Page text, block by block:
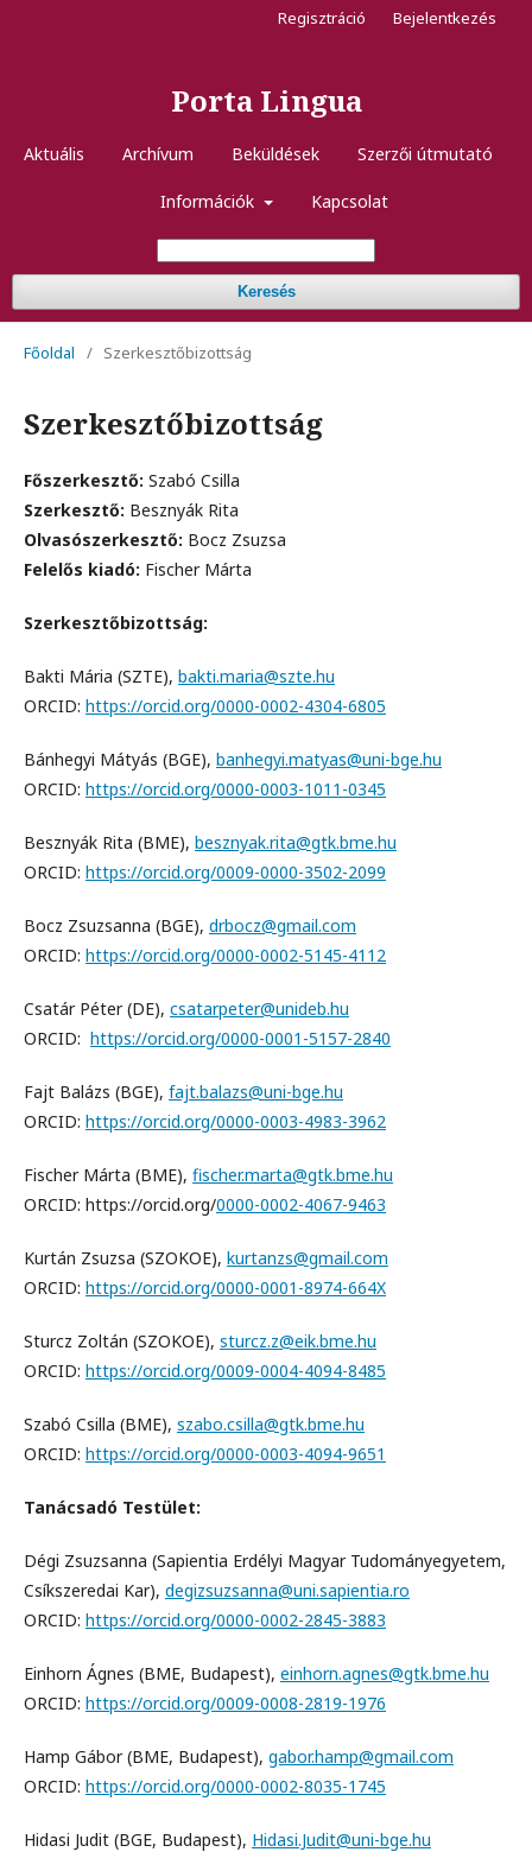
Porta Lingua
Aktuális Archívum Beküldések Szerzői útmutató
Információk Kapcsolat
Keresés
Regisztráció Bejelentkezés
Főoldal / Szerkesztőbizottság
Szerkesztőbizottság
Főszerkesztő: Szabó Csilla
Szerkesztő: Besznyák Rita
Olvasószerkesztő: Bocz Zsuzsa
Felelős kiadó: Fischer Márta
Szerkesztőbizottság:
Bakti Mária (SZTE), bakti.maria@szte.hu
ORCID: https://orcid.org/0000-0002-4304-6805
Bánhegyi Mátyás (BGE), banhegyi.matyas@uni-bge.hu
ORCID: https://orcid.org/0000-0003-1011-0345
Besznyák Rita (BME), besznyak.rita@gtk.bme.hu
ORCID: https://orcid.org/0009-0000-3502-2099
Bocz Zsuzsanna (BGE), drbocz@gmail.com
ORCID: https://orcid.org/0000-0002-5145-4112
Csatár Péter (DE), csatarpeter@unideb.hu
ORCID: https://orcid.org/0000-0001-5157-2840
Fajt Balázs (BGE), fajt.balazs@uni-bge.hu
ORCID: https://orcid.org/0000-0003-4983-3962
Fischer Márta (BME), fischer.marta@gtk.bme.hu
ORCID: https://orcid.org/0000-0002-4067-9463
Kurtán Zsuzsa (SZOKOE), kurtanzs@gmail.com
ORCID: https://orcid.org/0000-0001-8974-664X
Sturcz Zoltán (SZOKOE), sturcz.z@eik.bme.hu
ORCID: https://orcid.org/0009-0004-4094-8485
Szabó Csilla (BME), szabo.csilla@gtk.bme.hu
ORCID: https://orcid.org/0000-0003-4094-9651
Tanácsadó Testület:
Dégi Zsuzsanna (Sapientia Erdélyi Magyar Tudományegyetem,
Csíkszeredai Kar), degizsuzsanna@uni.sapientia.ro
ORCID: https://orcid.org/0000-0002-2845-3883
Einhorn Ágnes (BME, Budapest), einhorn.agnes@gtk.bme.hu
ORCID: https://orcid.org/0009-0008-2819-1976
Hamp Gábor (BME, Budapest), gabor.hamp@gmail.com
ORCID: https://orcid.org/0000-0002-8035-1745
Hidasi Judit (BGE, Budapest), Hidasi.Judit@uni-bge.hu